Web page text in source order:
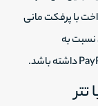
با پرفکت مانی
نسبت به